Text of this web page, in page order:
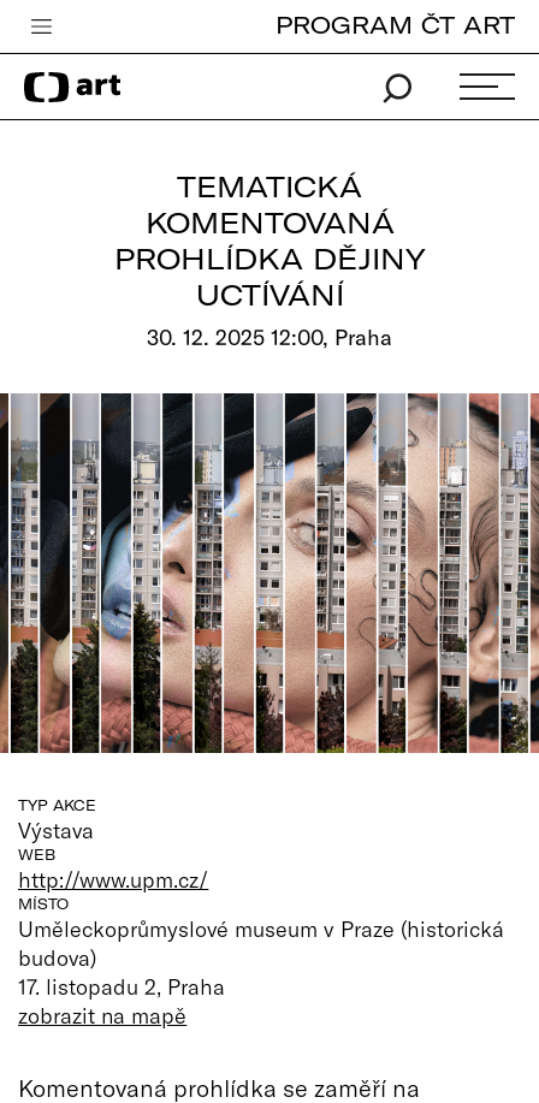
Česká televize
Zpravodajství
Vše o ČT
PROGRAM ČT ART
TEMATICKÁ
KOMENTOVANÁ
PROHLÍDKA DĚJINY
UCTÍVÁNÍ
30. 12. 2025 12:00, Praha
TYP AKCE
Výstava
WEB
http://www.upm.cz/
MÍSTO
Uměleckoprůmyslové museum v Praze (historická
budova)
17. listopadu 2, Praha
zobrazit na mapě
Komentovaná prohlídka se zaměří na